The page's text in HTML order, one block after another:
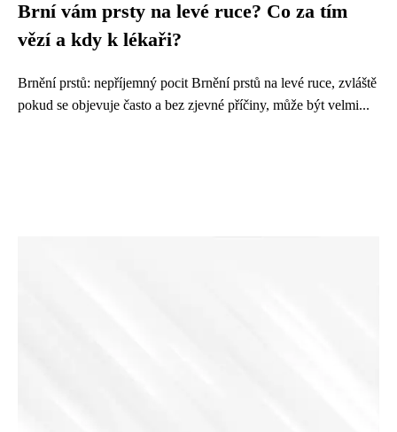
Brní vám prsty na levé ruce? Co za tím
vězí a kdy k lékaři?
Brnění prstů: nepříjemný pocit Brnění prstů na levé ruce, zvláště
pokud se objevuje často a bez zjevné příčiny, může být velmi...